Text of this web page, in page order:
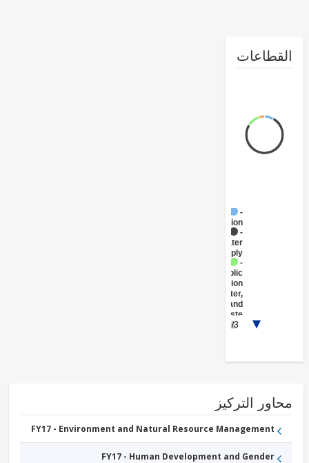
Sanitation
Administration
Sanitation and
Management
Waste
Management
التركيز
FY17 - Environment and Natural Resource Management
FY17 - Human Development and Gender